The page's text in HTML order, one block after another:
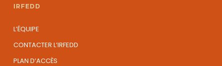
IRFEDD
L’ÉQUIPE
CONTACTER L’IRFEDD
PLAN D’ACCÈS